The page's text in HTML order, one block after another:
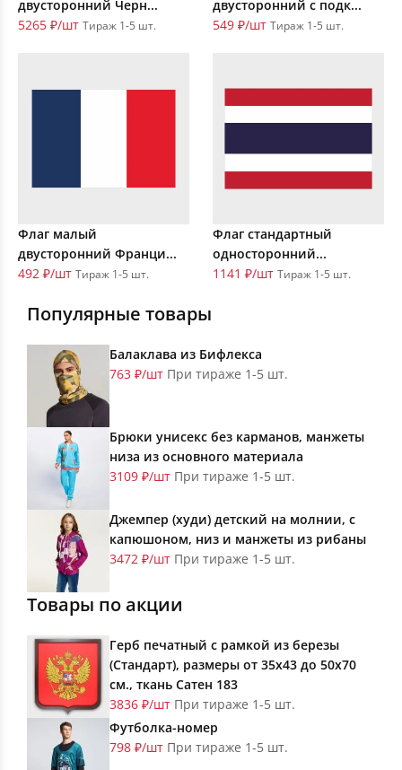
двусторонний Черн...
5265 ₽/шт Тираж 1-5 шт.
двусторонний с подк...
549 ₽/шт Тираж 1-5 шт.
Флаг малый
двусторонний Франци...
492 ₽/шт Тираж 1-5 шт.
Флаг стандартный
односторонний...
1141 ₽/шт Тираж 1-5 шт.
Популярные товары
Балаклава из Бифлекса
763 ₽/шт При тираже 1-5 шт.
Брюки унисекс без карманов, манжеты
низа из основного материала
3109 ₽/шт При тираже 1-5 шт.
Джемпер (худи) детский на молнии, с
капюшоном, низ и манжеты из рибаны
3472 ₽/шт При тираже 1-5 шт.
Товары по акции
Герб печатный с рамкой из березы
(Стандарт), размеры от 35х43 до 50х70
см., ткань Сатен 183
3836 ₽/шт При тираже 1-5 шт.
Футболка-номер
798 ₽/шт При тираже 1-5 шт.